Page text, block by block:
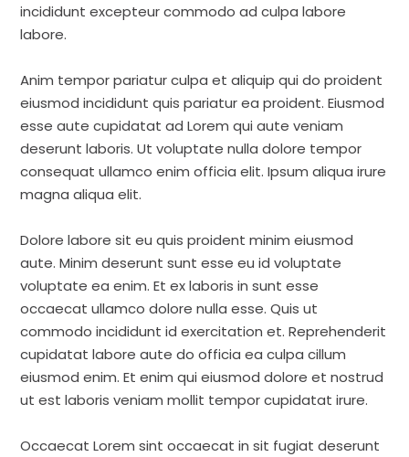
incididunt excepteur commodo ad culpa labore
labore.
Anim tempor pariatur culpa et aliquip qui do proident
eiusmod incididunt quis pariatur ea proident. Eiusmod
esse aute cupidatat ad Lorem qui aute veniam
deserunt laboris. Ut voluptate nulla dolore tempor
consequat ullamco enim officia elit. Ipsum aliqua irure
magna aliqua elit.
Dolore labore sit eu quis proident minim eiusmod
aute. Minim deserunt sunt esse eu id voluptate
voluptate ea enim. Et ex laboris in sunt esse
occaecat ullamco dolore nulla esse. Quis ut
commodo incididunt id exercitation et. Reprehenderit
cupidatat labore aute do officia ea culpa cillum
eiusmod enim. Et enim qui eiusmod dolore et nostrud
ut est laboris veniam mollit tempor cupidatat irure.
Occaecat Lorem sint occaecat in sit fugiat deserunt